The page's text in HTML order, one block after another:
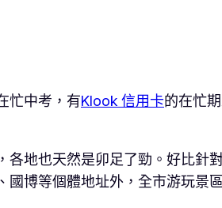
忙中考，有Klook 信用卡的在忙
地也天然是卯足了勁。好比針
博等個體地址外，全市游玩景